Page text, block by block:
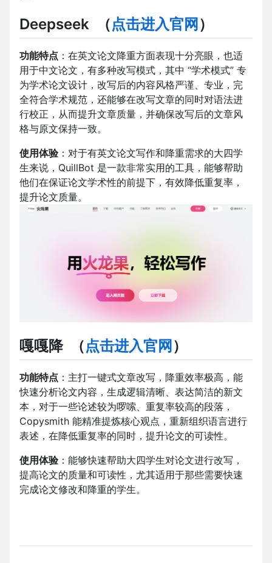
Deepseek （点击进入官网 ）
功能特点 ：在英文论文降重方面表现十分亮眼，也适
用于中文论文，有多种改写模式，其中 “学术模式” 专
为学术论文设计，改写后的内容风格严谨、专业，完
全符合学术规范，还能够在改写文章的同时对语法进
行校正，从而提升文章质量，并确保改写后的文章风
格与原文保持一致。
使用体验：对于有英文论文写作和降重需求的大四学
生来说，QuillBot 是一款非常实用的工具，能够帮助
他们在保证论文学术性的前提下，有效降低重复率，
提升论文质量。
嘎嘎降（点击进入官网 ）
功能特点 ：主打一键式文章改写，降重效率极高，能
快速分析论文内容，生成逻辑清晰、表达简洁的新文
本，对于一些论述较为啰嗦、重复率较高的段落，
Copysmith 能精准提炼核心观点，重新组织语言进行
表述，在降低重复率的同时，提升论文的可读性。
使用体验：能够快速帮助大四学生对论文进行改写，
提高论文的质量和可读性，尤其适用于那些需要快速
完成论文修改和降重的学生。